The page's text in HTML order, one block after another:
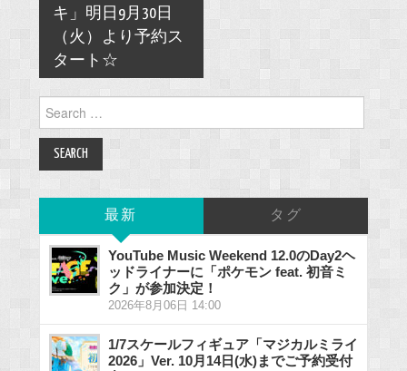
キ」明日9月30日
（火）より予約ス
タート☆
Search
for:
最新 タグ
YouTube Music Weekend 12.0のDay2ヘ
ッドライナーに「ポケモン feat. 初音ミ
ク」が参加決定！
2026年8月06日 14:00
1/7スケールフィギュア「マジカルミライ
2026」Ver. 10月14日(水)までご予約受付